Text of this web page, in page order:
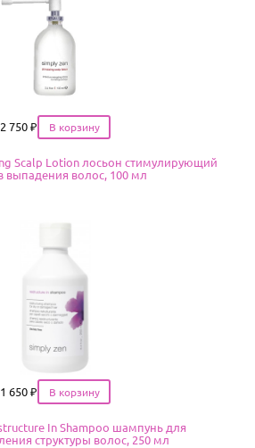
Цена
2 750 ₽
Scalp Lotion лосьон стимулирующий
выпадения волос, 100 мл
Цена
1 650 ₽
In Shampoo шампунь для
структуры волос, 250 мл